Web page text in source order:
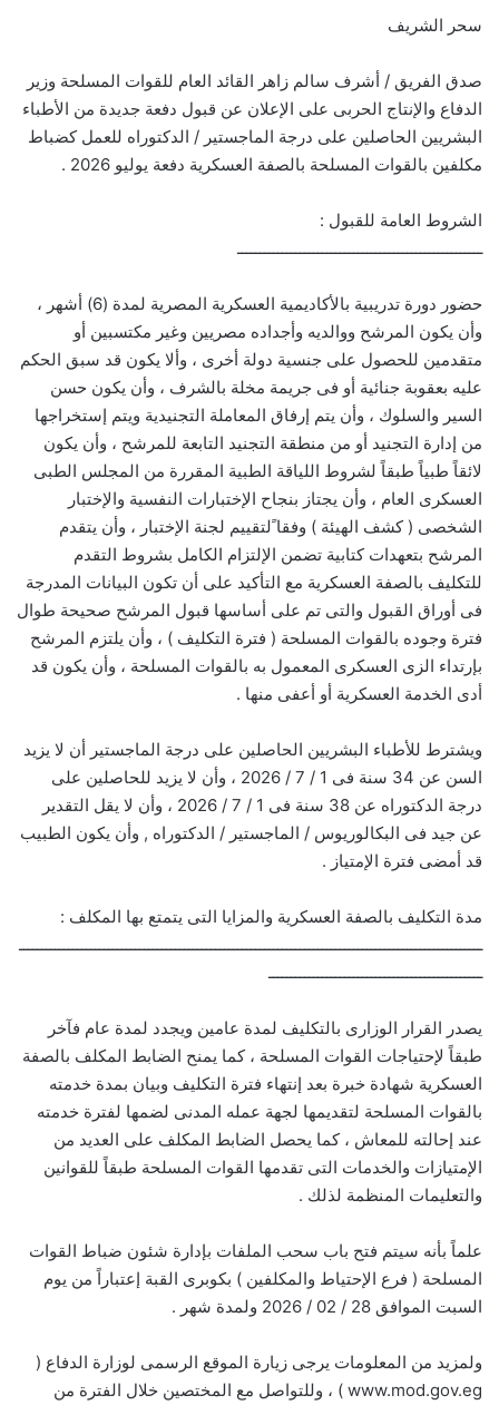
سحر الشريف
صدق الفريق / أشرف سالم زاهر القائد العام للقوات المسلحة وزير
الدفاع والإنتاج الحربى على الإعلان عن قبول دفعة جديدة من الأطباء
البشريين الحاصلين على درجة الماجستير / الدكتوراه للعمل كضباط
مكلفين بالقوات المسلحة بالصفة العسكرية دفعة يوليو 2026 .
الشروط العامة للقبول :
ـــــــــــــــــــــــــــــــــــــــــــــــــــــــ
حضور دورة تدريبية بالأكاديمية العسكرية المصرية لمدة (6) أشهر ،
وأن يكون المرشح ووالديه وأجداده مصريين وغير مكتسبين أو
متقدمين للحصول على جنسية دولة أخرى ، وألا يكون قد سبق الحكم
عليه بعقوبة جنائية أو فى جريمة مخلة بالشرف ، وأن يكون حسن
السير والسلوك ، وأن يتم إرفاق المعاملة التجنيدية ويتم إستخراجها
من إدارة التجنيد أو من منطقة التجنيد التابعة للمرشح ، وأن يكون
لائقاً طبياً طبقاً لشروط اللياقة الطبية المقررة من المجلس الطبى
العسكرى العام ، وأن يجتاز بنجاح الإختبارات النفسية والإختبار
الشخصى ( كشف الهيئة ) وفقا ًلتقييم لجنة الإختبار ، وأن يتقدم
المرشح بتعهدات كتابية تضمن الإلتزام الكامل بشروط التقدم
للتكليف بالصفة العسكرية مع التأكيد على أن تكون البيانات المدرجة
فى أوراق القبول والتى تم على أساسها قبول المرشح صحيحة طوال
فترة وجوده بالقوات المسلحة ( فترة التكليف ) ، وأن يلتزم المرشح
بإرتداء الزى العسكرى المعمول به بالقوات المسلحة ، وأن يكون قد
أدى الخدمة العسكرية أو أعفى منها .
ويشترط للأطباء البشريين الحاصلين على درجة الماجستير أن لا يزيد
السن عن 34 سنة فى 1 / 7 / 2026 ، وأن لا يزيد للحاصلين على
درجة الدكتوراه عن 38 سنة فى 1 / 7 / 2026 ، وأن لا يقل التقدير
عن جيد فى البكالوريوس / الماجستير / الدكتوراه , وأن يكون الطبيب
قد أمضى فترة الإمتياز .
مدة التكليف بالصفة العسكرية والمزايا التى يتمتع بها المكلف :
ــــــــــــــــــــــــــــــــــــــــــــــــــــــــــــــــــــــــــــــــــــــــــــــــــــــــ
ــــــــــــــــــــــــــــــــــــــــــــــــ
يصدر القرار الوزارى بالتكليف لمدة عامين ويجدد لمدة عام فآخر
طبقاً لإحتياجات القوات المسلحة ، كما يمنح الضابط المكلف بالصفة
العسكرية شهادة خبرة بعد إنتهاء فترة التكليف وبيان بمدة خدمته
بالقوات المسلحة لتقديمها لجهة عمله المدنى لضمها لفترة خدمته
عند إحالته للمعاش ، كما يحصل الضابط المكلف على العديد من
الإمتيازات والخدمات التى تقدمها القوات المسلحة طبقاً للقوانين
والتعليمات المنظمة لذلك .
علماً بأنه سيتم فتح باب سحب الملفات بإدارة شئون ضباط القوات
المسلحة ( فرع الإحتياط والمكلفين ) بكوبرى القبة إعتباراً من يوم
السبت الموافق 28 / 02 / 2026 ولمدة شهر .
ولمزيد من المعلومات يرجى زيارة الموقع الرسمى لوزارة الدفاع (
www.mod.gov.eg ) ، وللتواصل مع المختصين خلال الفترة من